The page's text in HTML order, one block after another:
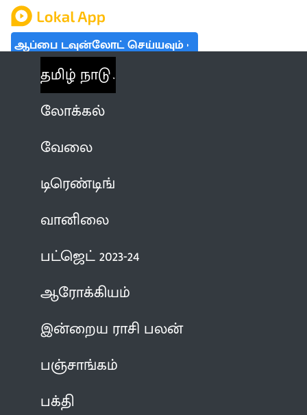
ஆப்பை டவுன்லோட் செய்யவும்
தமிழ் நாடு
லோக்கல்
வேலை
டிரெண்டிங்
வானிலை
பட்ஜெட் 2023-24
ஆரோக்கியம்
இன்றைய ராசி பலன்
பஞ்சாங்கம்
பக்தி